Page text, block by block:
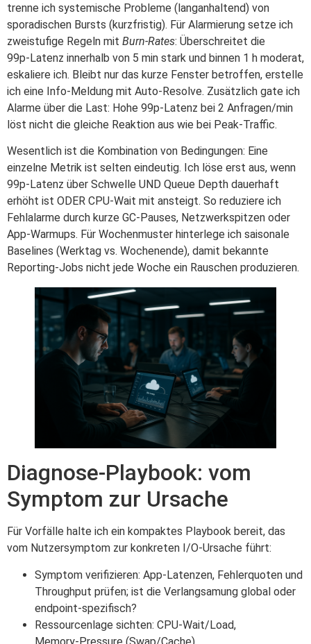
trenne ich systemische Probleme (langanhaltend) von
sporadischen Bursts (kurzfristig). Für Alarmierung setze ich
zweistufige Regeln mit Burn‑Rates: Überschreitet die
99p‑Latenz innerhalb von 5 min stark und binnen 1 h moderat,
eskaliere ich. Bleibt nur das kurze Fenster betroffen, erstelle
ich eine Info‑Meldung mit Auto‑Resolve. Zusätzlich gate ich
Alarme über die Last: Hohe 99p‑Latenz bei 2 Anfragen/min
löst nicht die gleiche Reaktion aus wie bei Peak‑Traffic.
Wesentlich ist die Kombination von Bedingungen: Eine
einzelne Metrik ist selten eindeutig. Ich löse erst aus, wenn
99p‑Latenz über Schwelle UND Queue Depth dauerhaft
erhöht ist ODER CPU‑Wait mit ansteigt. So reduziere ich
Fehlalarme durch kurze GC‑Pauses, Netzwerkspitzen oder
App‑Warmups. Für Wochenmuster hinterlege ich saisonale
Baselines (Werktag vs. Wochenende), damit bekannte
Reporting‑Jobs nicht jede Woche ein Rauschen produzieren.
Diagnose-Playbook: vom
Symptom zur Ursache
Für Vorfälle halte ich ein kompaktes Playbook bereit, das
vom Nutzersymptom zur konkreten I/O‑Ursache führt:
Symptom verifizieren: App‑Latenzen, Fehlerquoten und
Throughput prüfen; ist die Verlangsamung global oder
endpoint‑spezifisch?
Ressourcenlage sichten: CPU‑Wait/Load,
Memory‑Pressure (Swap/Cache),